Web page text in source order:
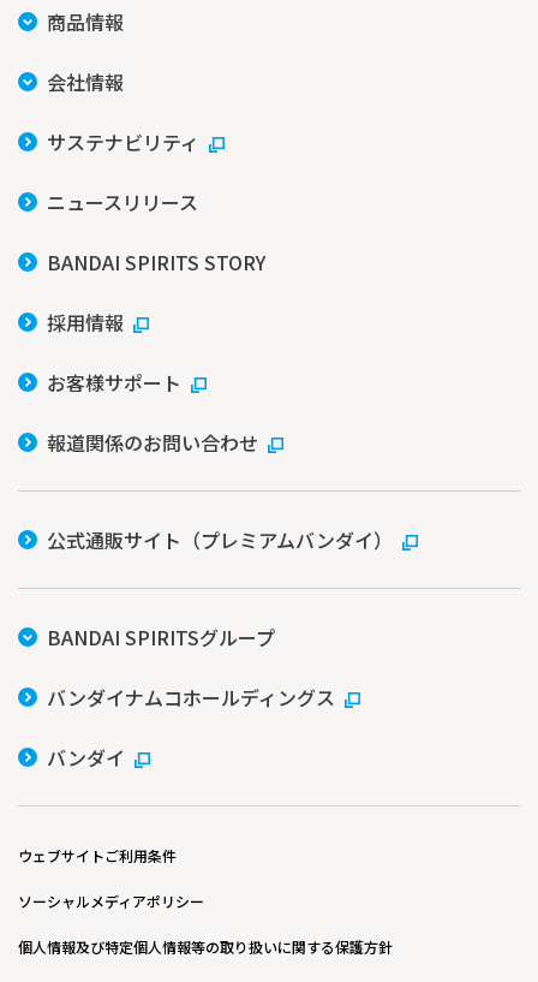
商品情報
会社情報
サステナビリティ
ニュースリリース
BANDAI SPIRITS STORY
採用情報
お客様サポート
報道関係のお問い合わせ
公式通販サイト（プレミアムバンダイ）
BANDAI SPIRITSグループ
バンダイナムコホールディングス
バンダイ
ウェブサイトご利用条件
ソーシャルメディアポリシー
個人情報及び特定個人情報等の取り扱いに関する保護方針